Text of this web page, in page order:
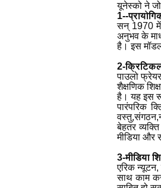
यूनेस्को ने
1--
सन् 1970
अनुभव के
है। इस मॉडल
2-
पाउलो
शैक्षणिक
है। यह इस
पारंपरिक
वस्तु,
बेहतर
मीडिया और
3-मीडिया
एरिक न्यूटन,
साथ काम